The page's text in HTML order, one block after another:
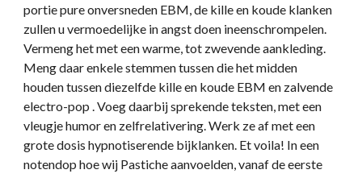
portie pure onversneden EBM, de kille en koude klanken
zullen u vermoedelijke in angst doen ineenschrompelen.
Vermeng het met een warme, tot zwevende aankleding.
Meng daar enkele stemmen tussen die het midden
houden tussen diezelfde kille en koude EBM en zalvende
electro-pop . Voeg daarbij sprekende teksten, met een
vleugje humor en zelfrelativering. Werk ze af met een
grote dosis hypnotiserende bijklanken. Et voila! In een
notendop hoe wij Pastiche aanvoelden, vanaf de eerste